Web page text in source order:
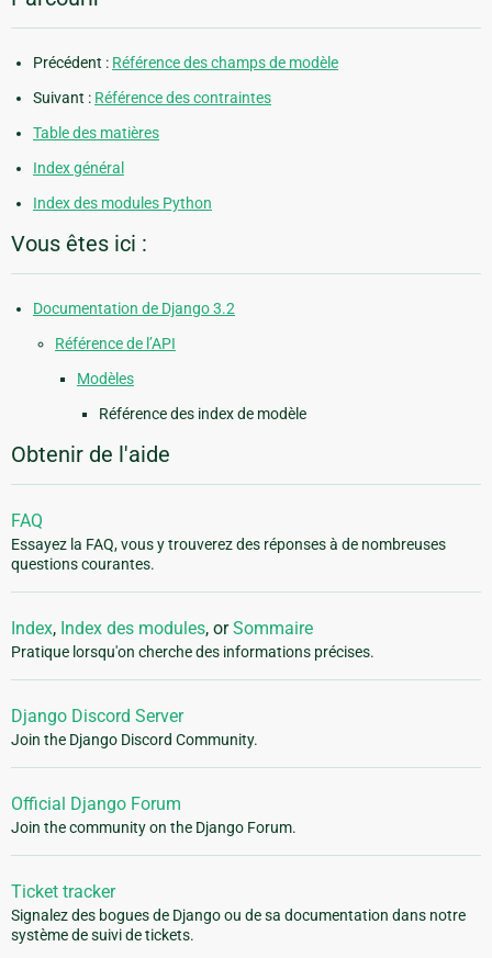
Précédent : Référence des champs de modèle
Suivant : Référence des contraintes
Table des matières
Index général
Index des modules Python
Vous êtes ici :
Documentation de Django 3.2
Référence de l’API
Modèles
Référence des index de modèle
Obtenir de l'aide
FAQ
Essayez la FAQ, vous y trouverez des réponses à de nombreuses
questions courantes.
Index, Index des modules, orSommaire
Pratique lorsqu'on cherche des informations précises.
Django Discord Server
Join the Django Discord Community.
Official Django Forum
Join the community on the Django Forum.
Ticket tracker
Signalez des bogues de Django ou de sa documentation dans notre
système de suivi de tickets.